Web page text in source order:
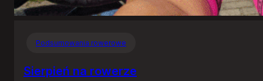
Podsumowania rowerowe
Sierpień na rowerze